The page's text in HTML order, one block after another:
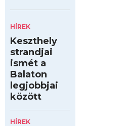
HÍREK
Keszthely
strandjai
ismét a
Balaton
legjobbjai
között
HÍREK